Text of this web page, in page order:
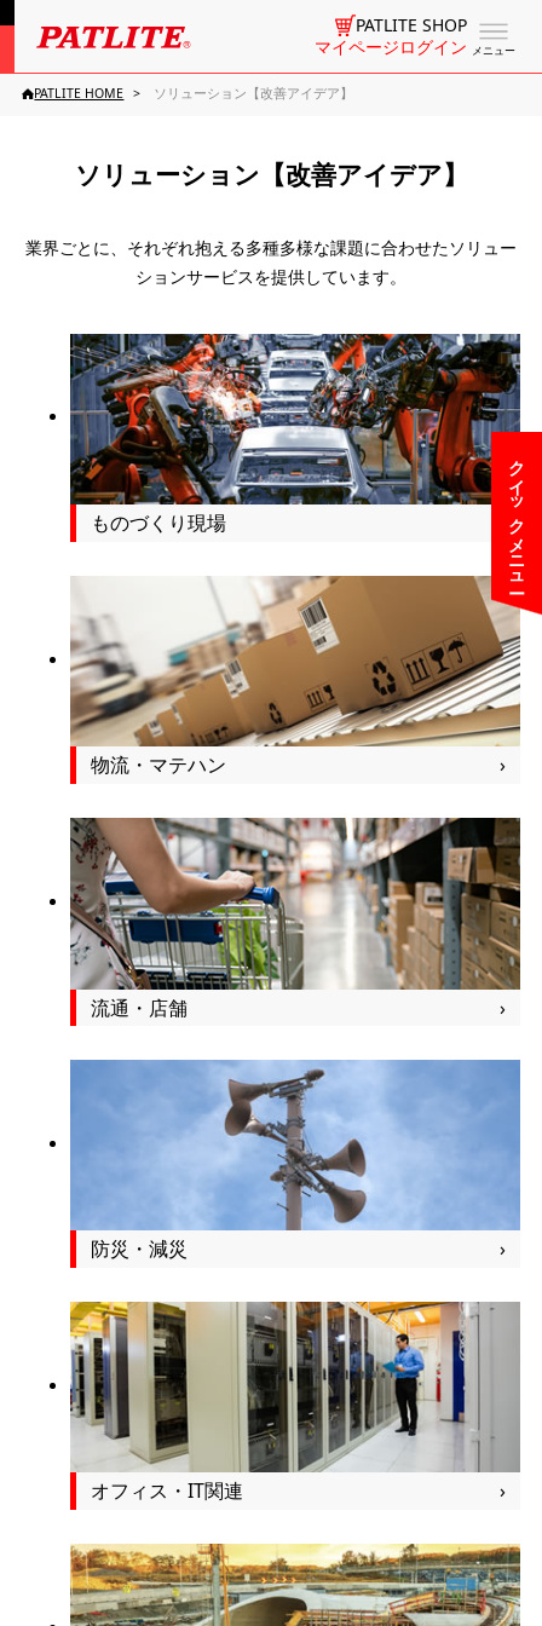
メニュー
PATLITE SHOP
マイページログイン
クイックメニュー
PATLITE HOME ソリューション【改善アイデア】
ソリューション【改善アイデア】
業界ごとに、それぞれ抱える多種多様な課題に合わせたソリュー
ションサービスを提供しています。
ものづくり現場
物流・マテハン
流通・店舗
防災・減災
オフィス・IT関連